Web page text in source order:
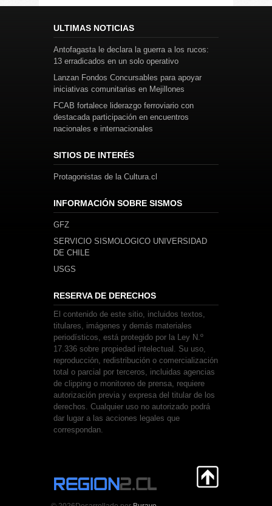
ULTIMAS NOTICIAS
Antofagasta le declara la guerra a los rucos:
13 erradicados en un solo operativo
Lanzan Fondos Concursables para apoyar
iniciativas comunitarias en Mejillones
FCAB fortalece liderazgo ferroviario con
destacada participación en encuentros
nacionales e internacionales
SITIOS DE INTERÉS
Protagonistas de la Cultura.cl
INFORMACIÓN SOBRE SISMOS
GFZ
SERVICIO SISMOLOGICO UNIVERSIDAD
DE CHILE
USGS
RESERVA DE DERECHOS
El contenido de este sitio, incluidos textos,
titulares, imágenes y demás materiales
periodísticos, está protegido por la Ley N.º
17.336 sobre propiedad intelectual. Su uso,
reproducción, redistribución o comercialización
total o parcial por terceros, incluidas agencias
de clipping o monitoreo de prensa, requiere
autorización previa y expresa del titular de los
derechos. Cualquier uso no autorizado podrá
dar lugar a las acciones legales que
correspondan.